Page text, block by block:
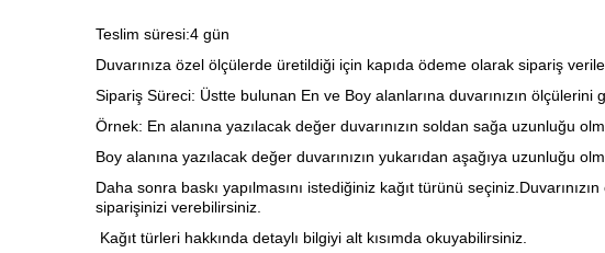
Teslim süresi:4 gün
Duvarınıza özel ölçülerde üretildiği için kapıda ödeme olarak sipariş
Sipariş Süreci: Üstte bulunan En ve Boy alanlarına duvarınızın ölçülerini
Örnek: En alanına yazılacak değer duvarınızın soldan sağa uzunluğu
Boy alanına yazılacak değer duvarınızın yukarıdan aşağıya uzunluğu
Daha sonra baskı yapılmasını istediğiniz kağıt türünü
siparişinizi verebilirsiniz.
Kağıt türleri hakkında detaylı bilgiyi alt kısımda okuyabilirsiniz.